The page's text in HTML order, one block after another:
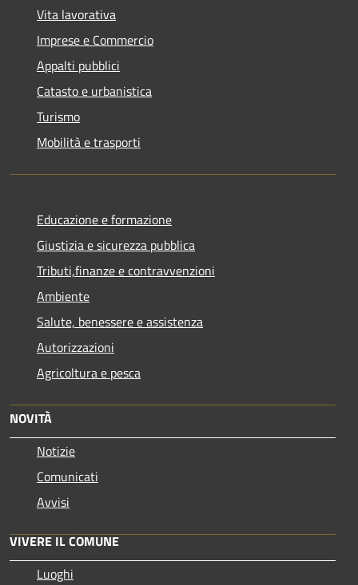
Vita lavorativa
Imprese e Commercio
Appalti pubblici
Catasto e urbanistica
Turismo
Mobilità e trasporti
Educazione e formazione
Giustizia e sicurezza pubblica
Tributi,finanze e contravvenzioni
Ambiente
Salute, benessere e assistenza
Autorizzazioni
Agricoltura e pesca
NOVITÀ
Notizie
Comunicati
Avvisi
VIVERE IL COMUNE
Luoghi